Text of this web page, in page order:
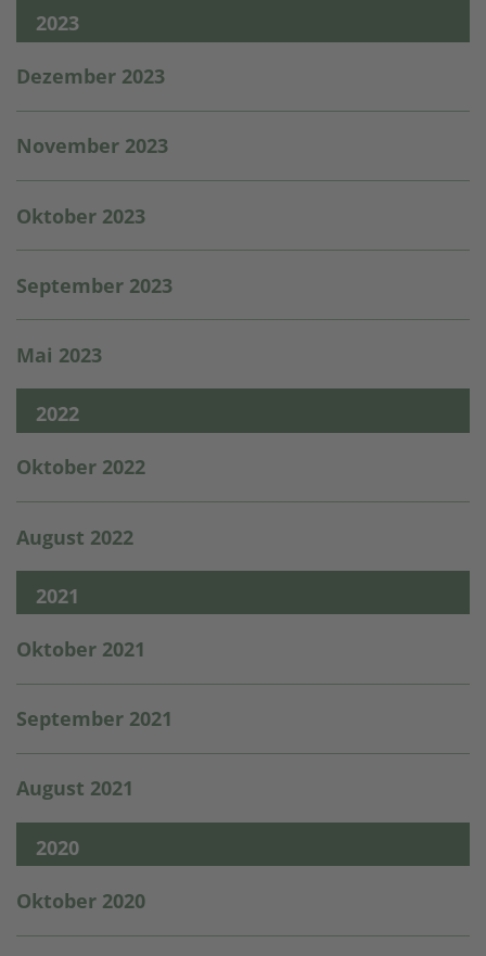
2023
Dezember 2023
November 2023
Oktober 2023
September 2023
Mai 2023
2022
Oktober 2022
August 2022
2021
Oktober 2021
September 2021
August 2021
2020
Oktober 2020